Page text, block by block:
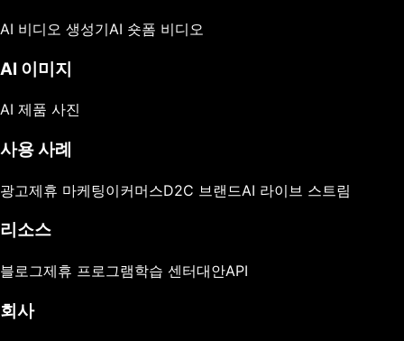
AI 비디오 생성기AI 숏폼 비디오
AI 이미지
AI 제품 사진
사용 사례
광고제휴 마케팅이커머스D2C 브랜드AI 라이브 스트림
리소스
블로그제휴 프로그램학습 센터대안API
회사